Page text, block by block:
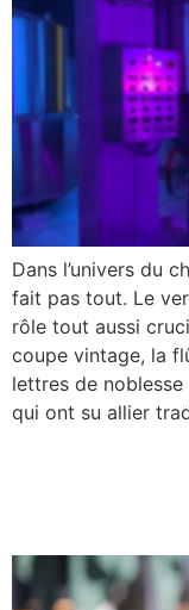
Dans l’univers du
fait pas tout. Le
rôle tout aussi
coupe vintage, la
lettres de
qui ont su allier